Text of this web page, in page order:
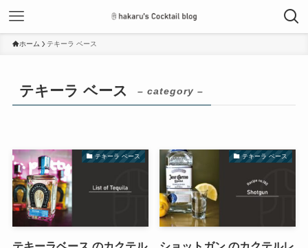
ホーム テキーラ ベース
テキーラ ベース – category –
テキーラ ベース テキーラ ベース